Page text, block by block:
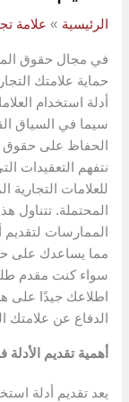
الرئيسية علامة
في مجال حقوق
حماية علامتك
أدلة استخدام
سيما في السياق
نتفهم التعقيدات
للعلامات التجارية
المحتملة. تتناول
الممارسات لتقديم
مما يساعدك على
سواء كنت مقدم طلب
اطلاعك جيدًا على
الدفاع عن علامتك
أهمية تقديم
يعد تقديم أدلة